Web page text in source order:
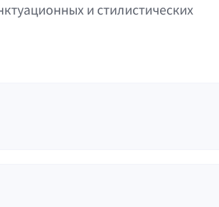
и стилистических